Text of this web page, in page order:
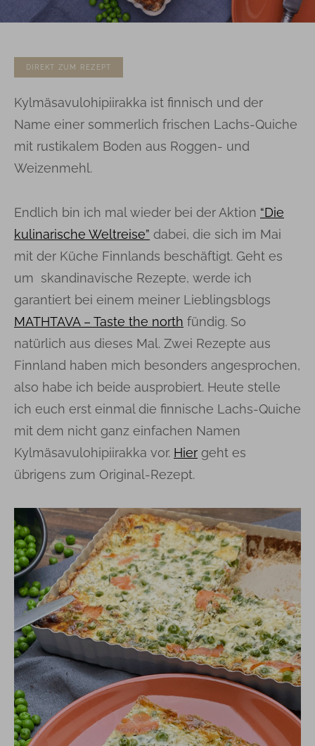
DIREKT ZUM REZEPT
Kylmäsavulohipiirakka ist finnisch und der
Name einer sommerlich frischen Lachs-Quiche
mit rustikalem Boden aus Roggen- und
Weizenmehl.
Endlich bin ich mal wieder bei der Aktion “Die
kulinarische Weltreise” dabei, die sich im Mai
mit der Küche Finnlands beschäftigt. Geht es
um skandinavische Rezepte, werde ich
garantiert bei einem meiner Lieblingsblogs
MATHTAVA – Taste the north fündig. So
natürlich aus dieses Mal. Zwei Rezepte aus
Finnland haben mich besonders angesprochen,
also habe ich beide ausprobiert. Heute stelle
ich euch erst einmal die finnische Lachs-Quiche
mit dem nicht ganz einfachen Namen
Kylmäsavulohipiirakka vor. Hier geht es
übrigens zum Original-Rezept.